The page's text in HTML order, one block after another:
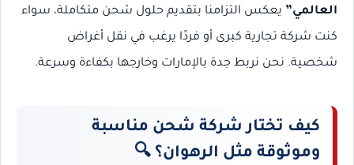
العالمي” يعكس التزامنا بتقديم حلول شحن متكاملة، سواء
كنت شركة تجارية كبرى أو فردًا يرغب في نقل أغراض
شخصية. نحن نربط جدة بالإمارات وخارجها بكفاءة وسرعة.
كيف تختار شركة شحن مناسبة
وموثوقة مثل الرهوان؟ 🔍